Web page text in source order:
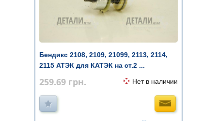
Бендикс 2108, 2109, 21099, 2113, 2114,
2115 АТЭК для КАТЭК на ст.2 ...
259.69 грн. Нет в наличии